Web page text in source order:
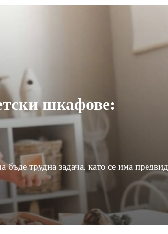
шкафове:
трудна задача, като се има предвид